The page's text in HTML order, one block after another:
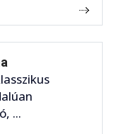
...